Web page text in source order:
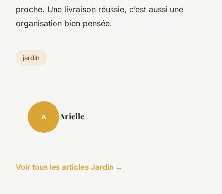
proche. Une livraison réussie, c’est aussi une
organisation bien pensée.
jardin
A Arielle
Voir tous les articles Jardin →